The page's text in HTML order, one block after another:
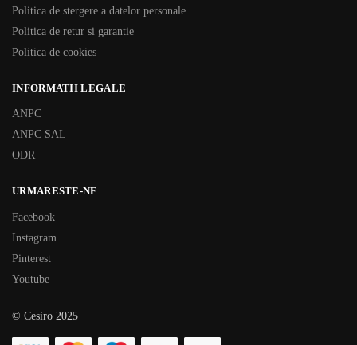
Politica de stergere a datelor personale
Politica de retur si garantie
Politica de cookies
INFORMATII LEGALE
ANPC
ANPC SAL
ODR
URMARESTE-NE
Facebook
Instagram
Pinterest
Youtube
© Cesiro 2025